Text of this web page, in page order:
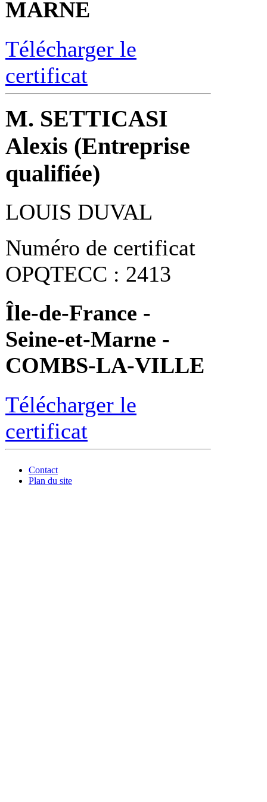
MARNE
Télécharger le
certificat
M. SETTICASI
Alexis (Entreprise
qualifiée)
LOUIS DUVAL
Numéro de certificat
OPQTECC : 2413
Île-de-France -
Seine-et-Marne -
COMBS-LA-VILLE
Télécharger le
certificat
Contact
Plan du site